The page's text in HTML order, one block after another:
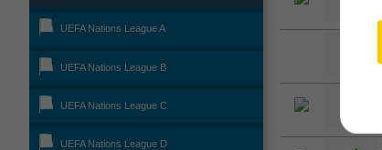
UEFA Nations League A
UEFA Nations League B
UEFA Nations League C
UEFA Nations League D